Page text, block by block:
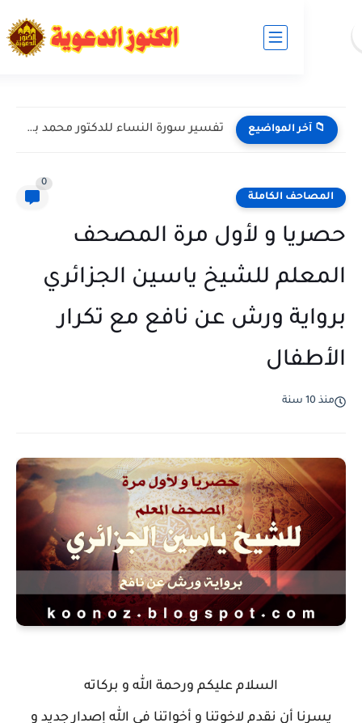
المواضيع تفسير سورة النساء للدكتور محمد بن عبد العزيز الخضيري حفظه...
الكاملة
و لأول مرة المصحف
للشيخ ياسين الجزائري
ورش عن نافع مع تكرار
السلام عليكم ورحمة الله و بركاته
أن نقدم لاخوتنا و أخواتنا في الله إصدار جديد و